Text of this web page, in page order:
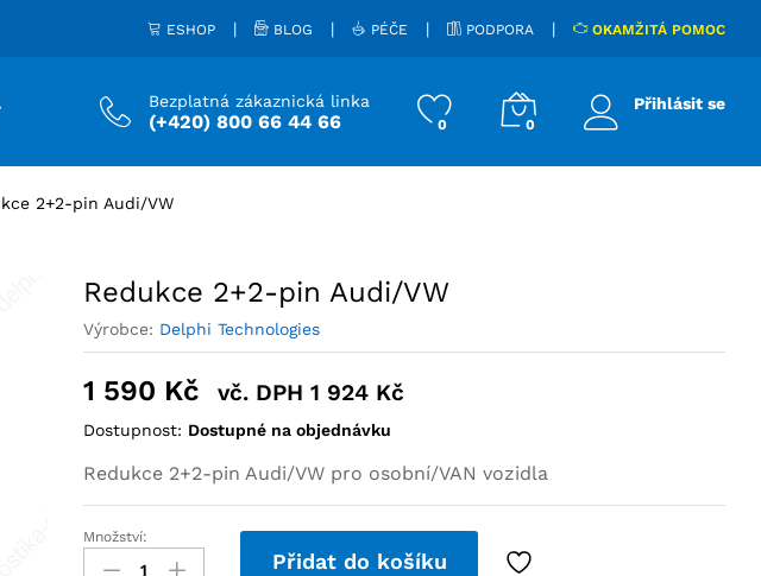
ESHOP | BLOG | PÉČE | PODPORA | OKAMŽITÁ POMOC
Bezplatná zákaznická linka
(+420) 800 66 44 66 0 0
Přihlásit se
2+2-pin Audi/VW
Redukce 2+2-pin Audi/VW
Výrobce: Delphi Technologies
1 590 Kč vč. DPH1 924 Kč
Dostupnost: Dostupné na objednávku
Redukce 2+2-pin Audi/VW pro osobní/VAN vozidla
Množství:
Přidat do košíku
1 590 Kč vč. DPH1 924Kč Přidat do košíku